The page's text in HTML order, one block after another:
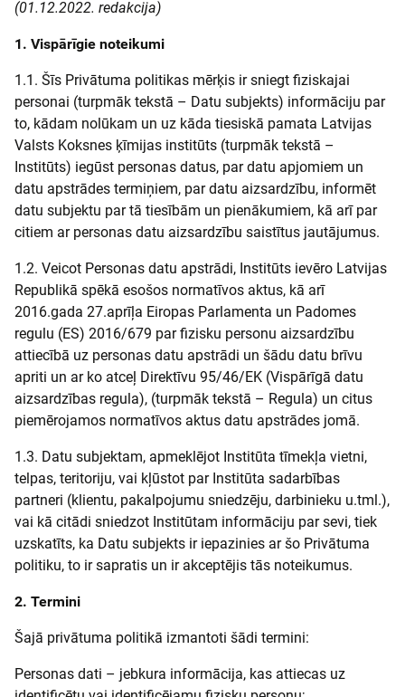
(01.12.2022. redakcija)
1. Vispārīgie noteikumi
1.1. Šīs Privātuma politikas mērķis ir sniegt fiziskajai
personai (turpmāk tekstā – Datu subjekts) informāciju par
to, kādam nolūkam un uz kāda tiesiskā pamata Latvijas
Valsts Koksnes ķīmijas institūts (turpmāk tekstā –
Institūts) iegūst personas datus, par datu apjomiem un
datu apstrādes termiņiem, par datu aizsardzību, informēt
datu subjektu par tā tiesībām un pienākumiem, kā arī par
citiem ar personas datu aizsardzību saistītus jautājumus.
1.2. Veicot Personas datu apstrādi, Institūts ievēro Latvijas
Republikā spēkā esošos normatīvos aktus, kā arī
2016.gada 27.aprīļa Eiropas Parlamenta un Padomes
regulu (ES) 2016/679 par fizisku personu aizsardzību
attiecībā uz personas datu apstrādi un šādu datu brīvu
apriti un ar ko atceļ Direktīvu 95/46/EK (Vispārīgā datu
aizsardzības regula), (turpmāk tekstā – Regula) un citus
piemērojamos normatīvos aktus datu apstrādes jomā.
1.3. Datu subjektam, apmeklējot Institūta tīmekļa vietni,
telpas, teritoriju, vai kļūstot par Institūta sadarbības
partneri (klientu, pakalpojumu sniedzēju, darbinieku u.tml.),
vai kā citādi sniedzot Institūtam informāciju par sevi, tiek
uzskatīts, ka Datu subjekts ir iepazinies ar šo Privātuma
politiku, to ir sapratis un ir akceptējis tās noteikumus.
2. Termini
Šajā privātuma politikā izmantoti šādi termini:
Personas dati – jebkura informācija, kas attiecas uz